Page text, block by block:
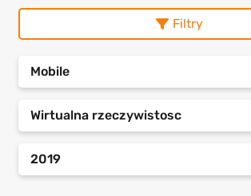
Filtry
Mobile
Wirtualna rzeczywistosc
2019